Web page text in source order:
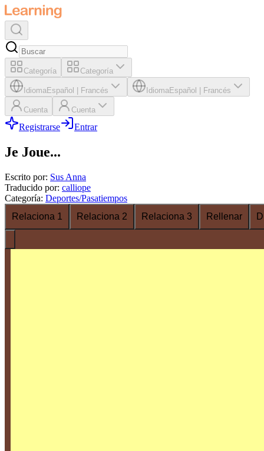
Categoría Categoría
IdiomaEspañol Francés IdiomaEspañol Francés
Cuenta Cuenta
Registrarse Entrar
Je Joue...
Escrito por: Sus Anna
Traducido por: calliope
Categoría: Deportes/Pasatiempos
Relaciona 1
Relaciona 2 Relaciona 3 Rellenar